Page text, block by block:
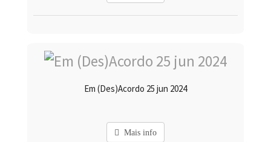
Em (Des)Acordo 25 jun 2024
Mais info